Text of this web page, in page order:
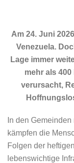
Am 24. Juni
Venezuela.
Lage immer
mehr als
verursacht,
In den
kämpfen die
Folgen der
lebenswichtige